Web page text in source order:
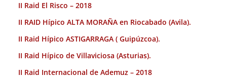
II Raid El Risco – 2018
II RAID Hípico ALTA MORAÑA en Riocabado (Avila).
II Raid Hípico ASTIGARRAGA ( Guipúzcoa).
II Raid Hípico de Villaviciosa (Asturias).
II Raid Internacional de Ademuz – 2018